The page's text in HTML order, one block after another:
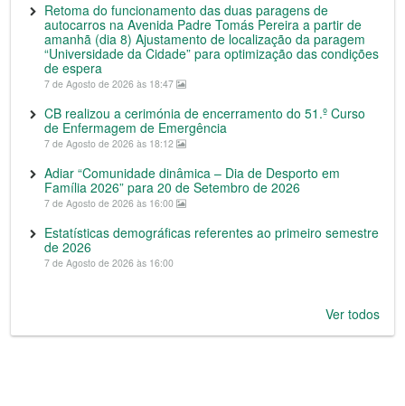
Retoma do funcionamento das duas paragens de
autocarros na Avenida Padre Tomás Pereira a partir de
amanhã (dia 8) Ajustamento de localização da paragem
“Universidade da Cidade” para optimização das condições
de espera
7 de Agosto de 2026 às 18:47
CB realizou a cerimónia de encerramento do 51.º Curso
de Enfermagem de Emergência
7 de Agosto de 2026 às 18:12
Adiar “Comunidade dinâmica – Dia de Desporto em
Família 2026” para 20 de Setembro de 2026
7 de Agosto de 2026 às 16:00
Estatísticas demográficas referentes ao primeiro semestre
de 2026
7 de Agosto de 2026 às 16:00
Ver todos